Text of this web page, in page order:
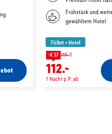
Frühstück und
gewähltem Hotel
Ticket + Hotel
-€ 37 149.-1)
112.-
1 Nacht p.P. ab